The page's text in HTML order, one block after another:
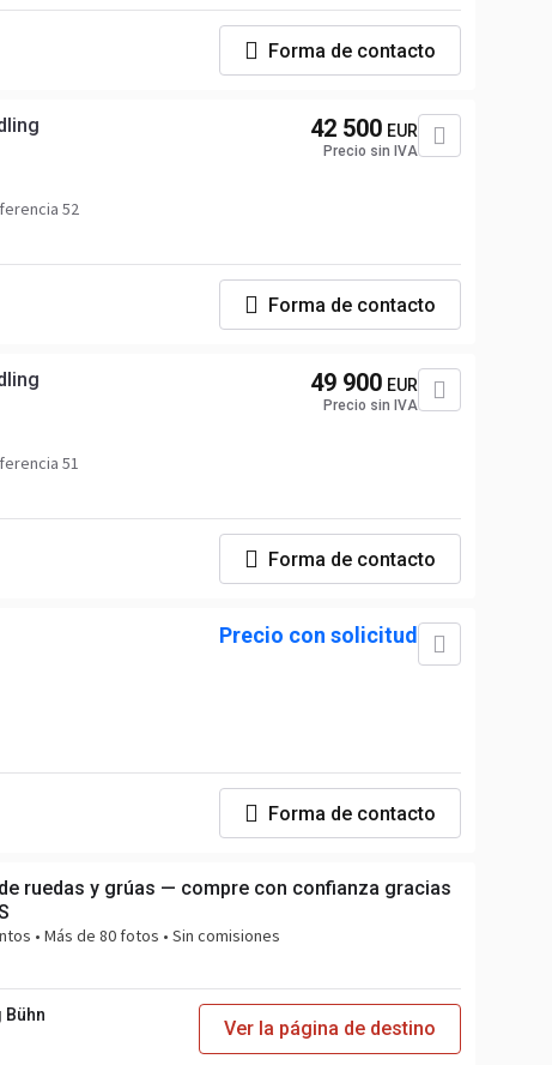
Forma de contacto
52
42 500 EUR
Precio sin IVA
Forma de contacto
51
49 900 EUR
Precio sin IVA
Forma de contacto
Precio con solicitud
Forma de contacto
ruedas y grúas — compre con confianza gracias
• Más de 80 fotos • Sin comisiones
Bühn
Ver la página de destino